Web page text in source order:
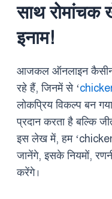
साथ
इनाम!
आजकल ऑनलाइन
रहे हैं, जिनमें से ‘
लोकप्रिय विकल्प बन
प्रदान करता है बल्कि
इस लेख में, हम
जानेंगे, इसके नियमों,
करेंगे।